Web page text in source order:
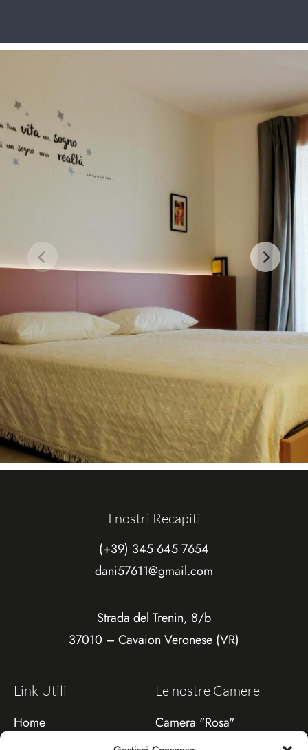
I nostri Recapiti
(+39) 345 645 7654
dani57611@gmail.com
Strada del Trenin, 8/b
37010 – Cavaion Veronese (VR)
Link Utili
Home
Le nostre Camere
Camera "Rosa"
Camera "Verde"